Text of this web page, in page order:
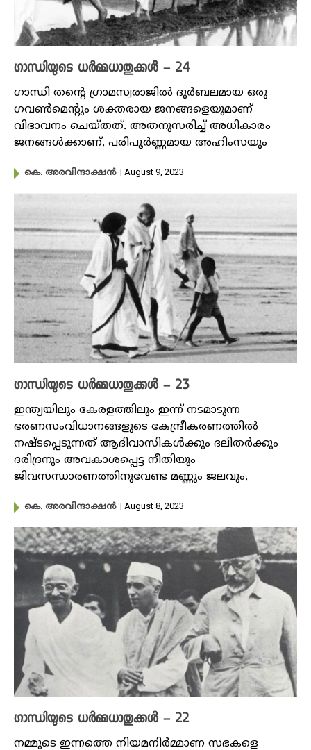
ഗാന്ധിയുടെ ധർമ്മധാതുക്കൾ – 24
ഗാന്ധി തന്റെ ഗ്രാമസ്വരാജിൽ ദുർബലമായ ഒരു
ഗവൺമെന്റും ശക്തരായ ജനങ്ങളെയുമാണ്
വിഭാവനം ചെയ്തത്. അതനുസരിച്ച് അധികാരം
ജനങ്ങൾക്കാണ്. പരിപൂർണ്ണമായ അഹിംസയും
കെ. അരവിന്ദാക്ഷൻ | August 9, 2023
ഗാന്ധിയുടെ ധർമ്മധാതുക്കൾ – 23
ഇന്ത്യയിലും കേരളത്തിലും ഇന്ന് നടമാടുന്ന
ഭരണസംവിധാനങ്ങളുടെ കേന്ദ്രീകരണത്തിൽ
നഷ്ടപ്പെടുന്നത് ആദിവാസികൾക്കും ദലിതർക്കും
ദരിദ്രനും അവകാശപ്പെട്ട നീതിയും
ജിവസന്ധാരണത്തിനുവേണ്ട മണ്ണും ജലവും.
കെ. അരവിന്ദാക്ഷൻ | August 8, 2023
ഗാന്ധിയുടെ ധർമ്മധാതുക്കൾ – 22
നമ്മുടെ ഇന്നത്തെ നിയമനിർമ്മാണ സഭകളെ